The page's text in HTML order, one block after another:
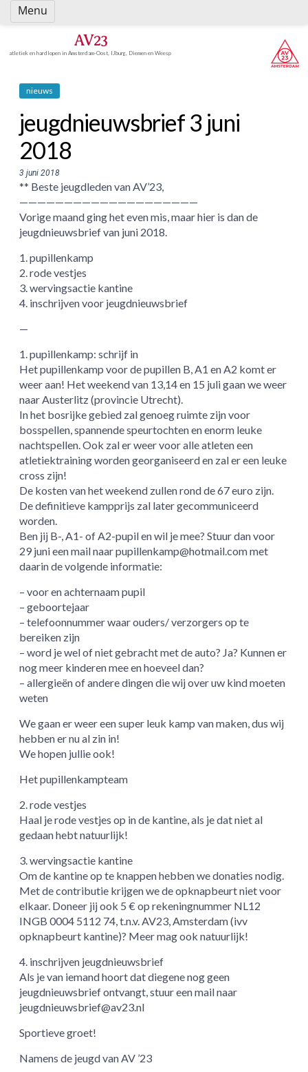
Spring
naar
AV23
atletiek en hardlopen in Amsterdam-Oost, IJburg, Diemen en Weesp
nieuws
jeugdnieuwsbrief 3 juni
2018
3 juni 2018
** Beste jeugdleden van AV’23,
————————————————————
Vorige maand ging het even mis, maar hier is dan de
jeugdnieuwsbrief van juni 2018.
1. pupillenkamp
2. rode vestjes
3. wervingsactie kantine
4. inschrijven voor jeugdnieuwsbrief
—
1. pupillenkamp: schrijf in
Het pupillenkamp voor de pupillen B, A1 en A2 komt er
weer aan! Het weekend van 13,14 en 15 juli gaan we weer
naar Austerlitz (provincie Utrecht).
In het bosrijke gebied zal genoeg ruimte zijn voor
bosspellen, spannende speurtochten en enorm leuke
nachtspellen. Ook zal er weer voor alle atleten een
atletiektraining worden georganiseerd en zal er een leuke
cross zijn!
De kosten van het weekend zullen rond de 67 euro zijn.
De definitieve kampprijs zal later gecommuniceerd
worden.
Ben jij B-, A1- of A2-pupil en wil je mee? Stuur dan voor
29 juni een mail naar pupillenkamp@hotmail.com met
daarin de volgende informatie:
– voor en achternaam pupil
– geboortejaar
– telefoonnummer waar ouders/ verzorgers op te
bereiken zijn
– word je wel of niet gebracht met de auto? Ja? Kunnen er
nog meer kinderen mee en hoeveel dan?
– allergieën of andere dingen die wij over uw kind moeten
weten
We gaan er weer een super leuk kamp van maken, dus wij
hebben er nu al zin in!
We hopen jullie ook!
Het pupillenkampteam
2. rode vestjes
Haal je rode vestjes op in de kantine, als je dat niet al
gedaan hebt natuurlijk!
3. wervingsactie kantine
Om de kantine op te knappen hebben we donaties nodig.
Met de contributie krijgen we de opknapbeurt niet voor
elkaar. Doneer jij ook 5 € op rekeningnummer NL12
INGB 0004 5112 74, t.n.v. AV23, Amsterdam (ivv
opknapbeurt kantine)? Meer mag ook natuurlijk!
4. inschrijven jeugdnieuwsbrief
Als je van iemand hoort dat diegene nog geen
jeugdnieuwsbrief ontvangt, stuur een mail naar
jeugdnieuwsbrief@av23.nl
Sportieve groet!
Namens de jeugd van AV ’23
Menu